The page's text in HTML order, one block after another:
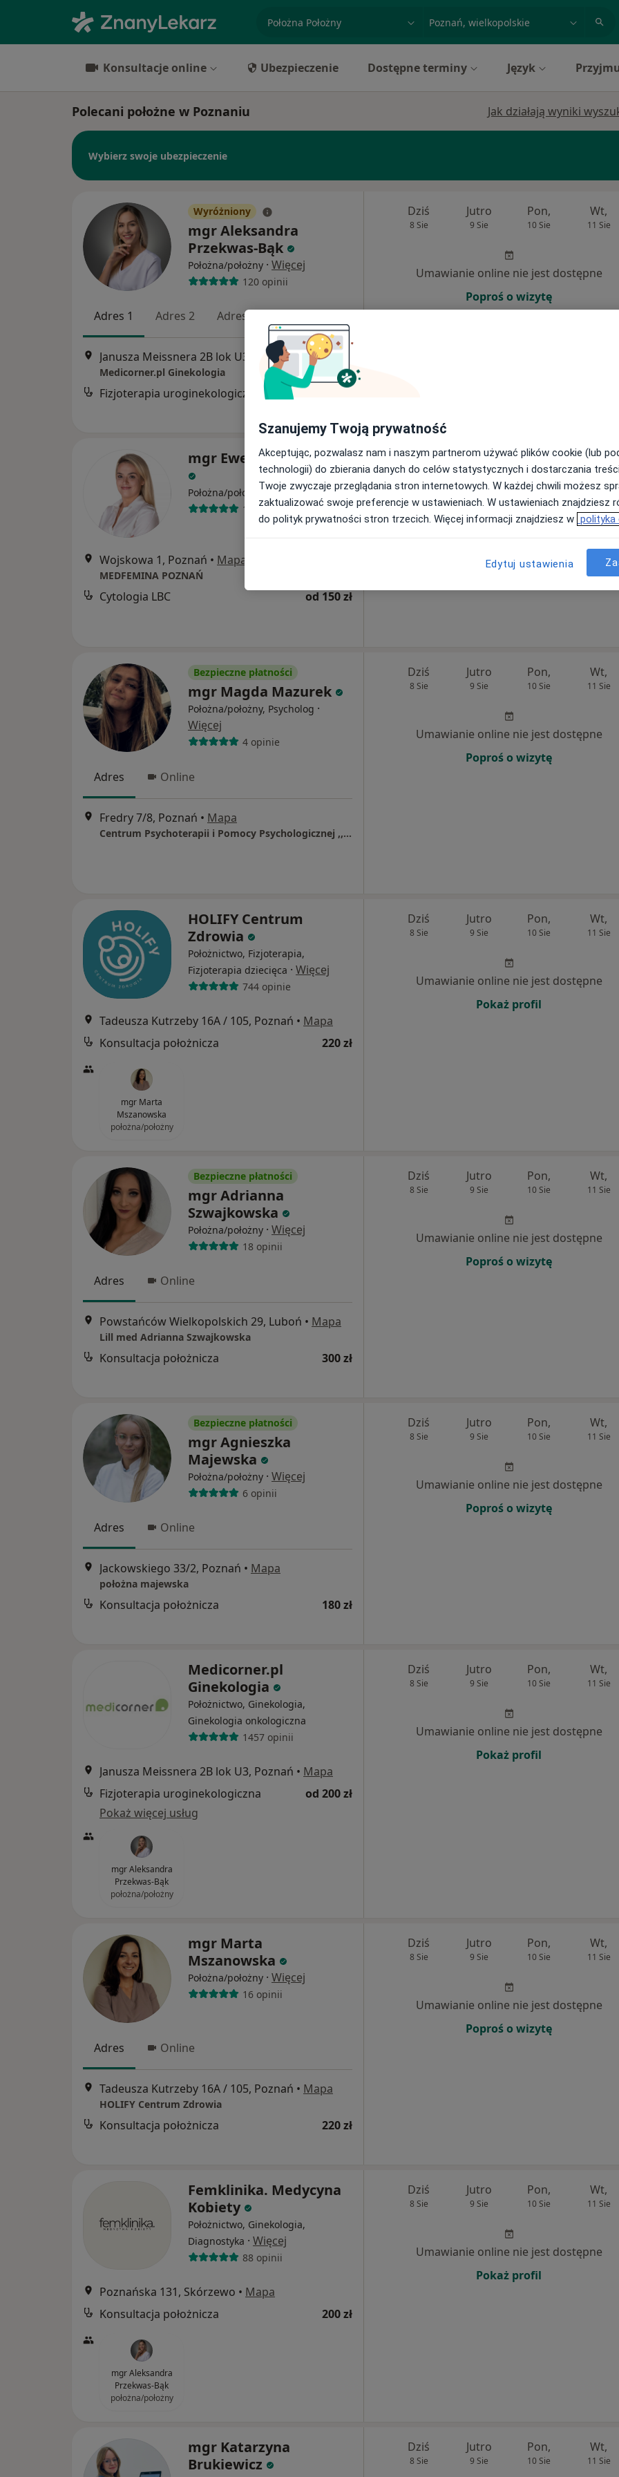
miasto lub dzielnica
Konsultacje online Ubezpieczenie Dostępne terminy Język
Polecani położne w Poznaniu Jak działają wyniki
Wybierz swoje ubezpieczenie
Wyróżniony
mgr Aleksandra
Przekwas-Bąk
Położna/położny · Więcej
120 opinii
Adres 1 Adres 2 Adres 3
Janusza Meissnera 2B lok U3, Poznań• Mapa
Medicorner.pl Ginekologia
Fizjoterapia uroginekologiczna od 200 zł
Dziś
8 Sie
Jutro
9 Sie
Pon,
10 Sie
Wt,
11 Sie
Umawianie online nie jest dostępne
Poproś o wizytę
mgr Ewelina Szygenda
Położna/położny ·Więcej
10 opinii
Wojskowa 1, Poznań • Mapa
MEDFEMINA POZNAŃ
Cytologia LBC od 150 zł
Dziś
8 Sie
Jutro
9 Sie
Pon,
10 Sie
Wt,
11 Sie
Umawianie online nie jest dostępne
Bezpieczne płatności
mgr Magda Mazurek
Położna/położny, Psycholog ·
Więcej
4 opinie
Adres Online
Fredry 7/8, Poznań • Mapa
Centrum Psychoterapii i Pomocy Psychologicznej ,, Przystań "
Dziś
8 Sie
Jutro
9 Sie
Pon,
10 Sie
Wt,
11 Sie
Umawianie online nie jest dostępne
Poproś o wizytę
HOLIFY Centrum
Zdrowia
Położnictwo, Fizjoterapia,
Fizjoterapia dziecięca · Więcej
744 opinie
Tadeusza Kutrzeby 16A / 105, Poznań • Mapa
Konsultacja położnicza
220 zł
mgr Marta
Mszanowska
położna/położny
Dziś
8 Sie
Jutro
9 Sie
Pon,
10 Sie
Wt,
11 Sie
Umawianie online nie jest dostępne
Pokaż profil
Bezpieczne płatności
mgr Adrianna
Szwajkowska
Położna/położny · Więcej
18 opinii
Adres Online
Powstańców Wielkopolskich 29, Luboń • Mapa
Lill med Adrianna Szwajkowska
Konsultacja położnicza 300 zł
Dziś
8 Sie
Jutro
9 Sie
Pon,
10 Sie
Wt,
11 Sie
Umawianie online nie jest dostępne
Poproś o wizytę
Bezpieczne płatności
mgr Agnieszka
Majewska
Położna/położny · Więcej
6 opinii
Adres Online
Jackowskiego 33/2, Poznań • Mapa
położna majewska
Konsultacja położnicza 180 zł
Dziś
8 Sie
Jutro
9 Sie
Pon,
10 Sie
Wt,
11 Sie
Umawianie online nie jest dostępne
Poproś o wizytę
Medicorner.pl
Ginekologia
Położnictwo, Ginekologia,
Ginekologia onkologiczna
1457 opinii
Janusza Meissnera 2B lok U3, Poznań • Mapa
Fizjoterapia uroginekologiczna
od 200 zł
Pokaż więcej usług
mgr Aleksandra
Przekwas-Bąk
położna/położny
Dziś
8 Sie
Jutro
9 Sie
Pon,
10 Sie
Wt,
11 Sie
Umawianie online nie jest dostępne
Pokaż profil
mgr Marta
Mszanowska
Położna/położny · Więcej
16 opinii
Adres Online
Tadeusza Kutrzeby 16A / 105, Poznań • Mapa
HOLIFY Centrum Zdrowia
Konsultacja położnicza 220 zł
Dziś
8 Sie
Jutro
9 Sie
Pon,
10 Sie
Wt,
11 Sie
Umawianie online nie jest dostępne
Poproś o wizytę
Femklinika. Medycyna
Kobiety
Położnictwo, Ginekologia,
Diagnostyka · Więcej
88 opinii
Poznańska 131, Skórzewo • Mapa
Konsultacja położnicza
200 zł
mgr Aleksandra
Przekwas-Bąk
położna/położny
Dziś
8 Sie
Jutro
9 Sie
Pon,
10 Sie
Wt,
11 Sie
Umawianie online nie jest dostępne
Pokaż profil
mgr Katarzyna
Brukiewicz
Dziś
8 Sie
Jutro
9 Sie
Pon,
10 Sie
Wt,
11 Sie
Szanujemy Twoją prywatność
Akceptując, pozwalasz nam i naszym partnerom używać plików cookie (lub
technologii) do zbierania danych do celów statystycznych i dostarczania
Twoje zwyczaje przeglądania stron internetowych. W każdej chwili możesz
zaktualizować swoje preferencje w ustawieniach. W ustawieniach znajdziesz
do polityk prywatności stron trzecich. Więcej informacji znajdziesz w polityka
Edytuj ustawienia